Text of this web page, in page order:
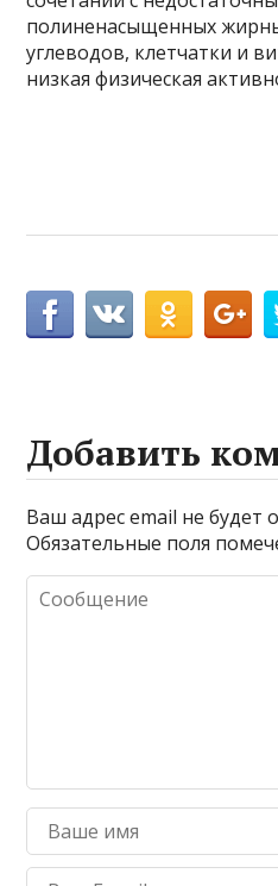
полиненасыщенных
углеводов, клетчатки и
низкая физическая
Добавить
Ваш адрес email не будет
Обязательные поля